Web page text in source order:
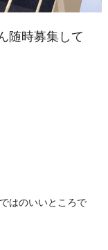
随時募集して
はのいいところで